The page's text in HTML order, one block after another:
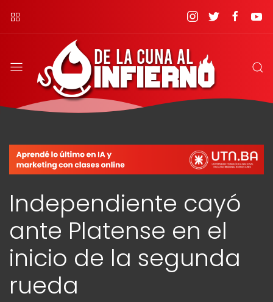
Independiente cayó
ante Platense en el
inicio de la segunda
rueda